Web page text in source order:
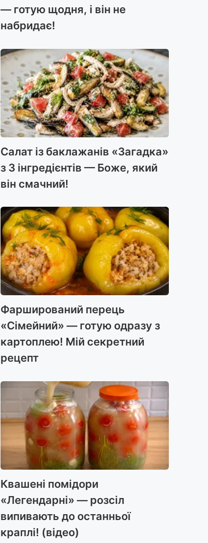
— готую щодня, і він не
набридає!
Салат із баклажанів «Загадка»
з 3 інгредієнтів — Боже, який
він смачний!
Фарширований перець
«Сімейний» — готую одразу з
картоплею! Мій секретний
рецепт
Квашені помідори
«Легендарні» — розсіл
випивають до останньої
краплі! (відео)